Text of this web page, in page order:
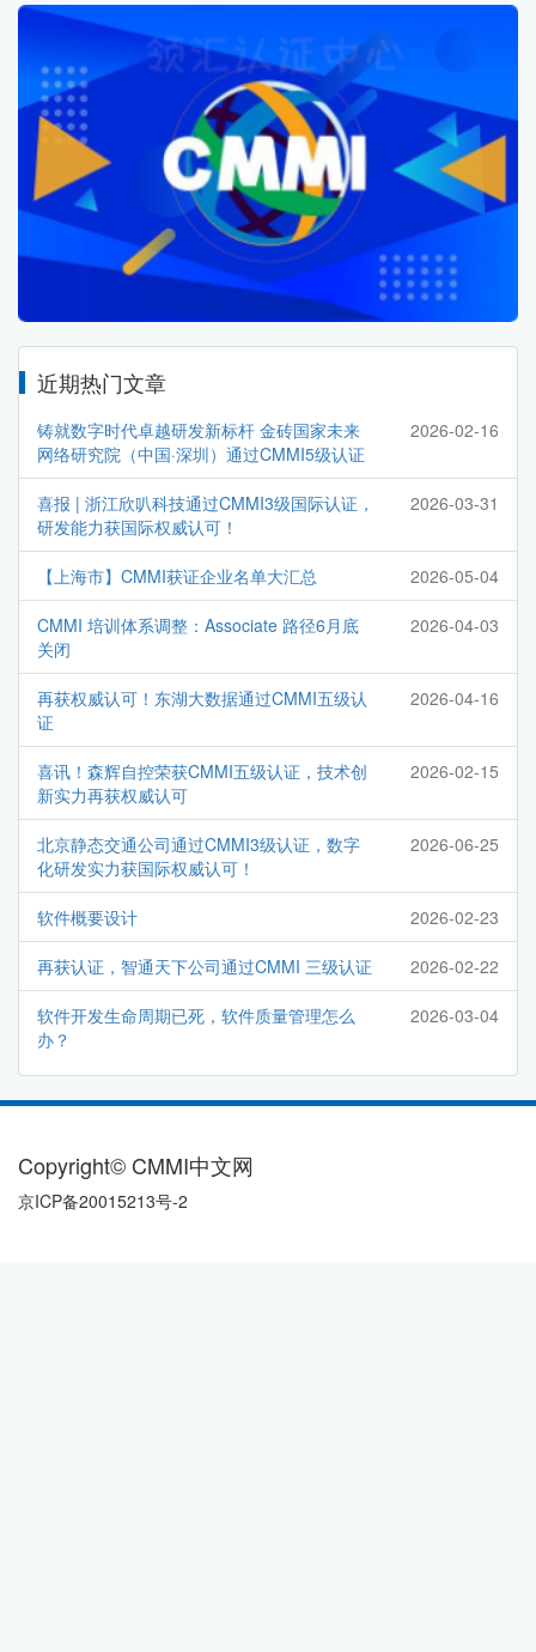
近期热门文章
铸就数字时代卓越研发新标杆 金砖国家未来
网络研究院（中国·深圳）通过CMMI5级认证
2026-02-16
喜报 | 浙江欣叭科技通过CMMI3级国际认证，
研发能力获国际权威认可！
2026-03-31
【上海市】CMMI获证企业名单大汇总 2026-05-04
CMMI 培训体系调整：Associate 路径6月底
关闭
2026-04-03
再获权威认可！东湖大数据通过CMMI五级认
证
2026-04-16
喜讯！森辉自控荣获CMMI五级认证，技术创
新实力再获权威认可
2026-02-15
北京静态交通公司通过CMMI3级认证，数字
化研发实力获国际权威认可！
2026-06-25
软件概要设计 2026-02-23
再获认证，智通天下公司通过CMMI 三级认证 2026-02-22
软件开发生命周期已死，软件质量管理怎么
办？
2026-03-04
Copyright© CMMI中文网
京ICP备20015213号-2